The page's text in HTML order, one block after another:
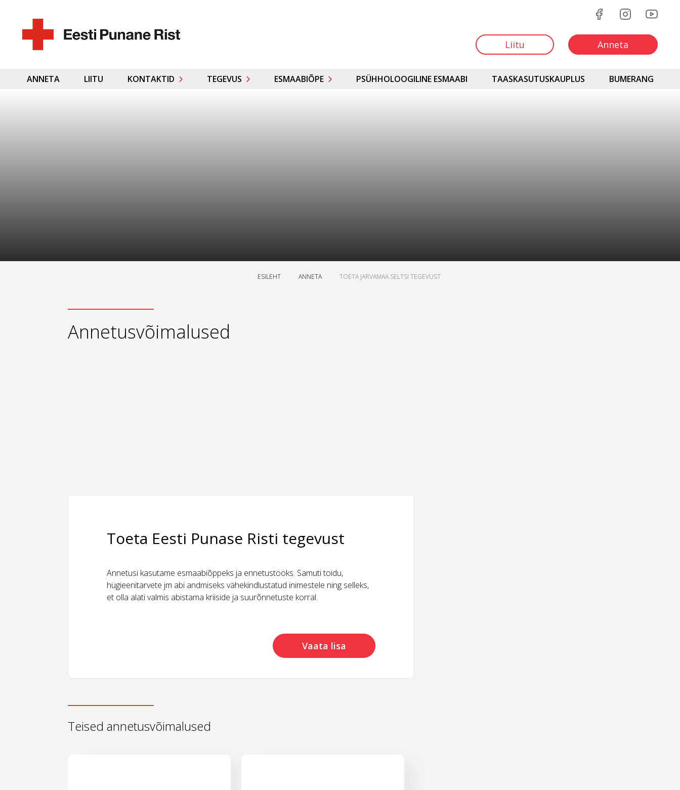
Liitu Anneta
ANNETA LIITU KONTAKTID TEGEVUS ESMAABIÕPE PSÜHHOLOOGILINE ESMAABI TAASKASUTUSKAUPLUS BUMERANG
ESILEHT ANNETA TOETA JARVAMAA SELTSI TEGEVUST
Annetusvõimalused
Toeta Eesti Punase Risti tegevust
Annetusi kasutame esmaabiõppeks ja ennetustööks. Samuti toidu,
hügieenitarvete jm abi andmiseks vähekindlustatud inimestele ning selleks,
et olla alati valmis abistama kriiside ja suurõnnetuste korral.
Vaata lisa
Teised annetusvõimalused